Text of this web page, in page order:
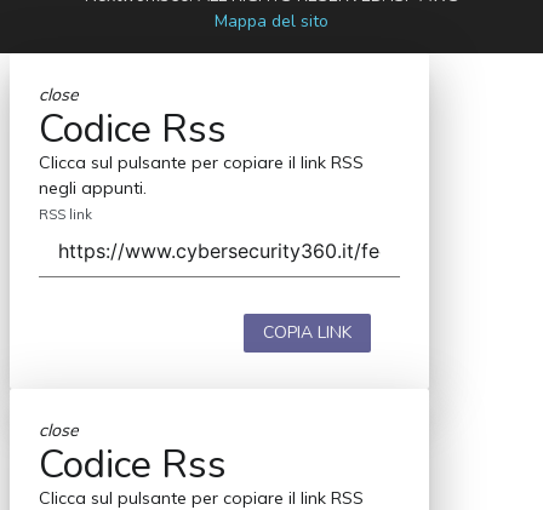
Mappa del sito
close
Codice Rss
Clicca sul pulsante per copiare il link RSS
negli appunti.
RSS link
COPIA LINK
close
Codice Rss
Clicca sul pulsante per copiare il link RSS